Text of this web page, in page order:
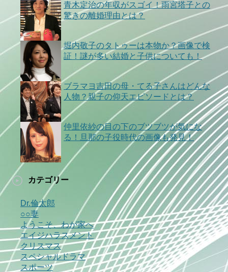
青木定治の年収がスゴイ！雨宮塔子との
驚きの離婚理由とは？
堀内敬子のタトゥーは本物か？画像で検
証！謎が多い結婚と子供についても！
ブラマヨ吉田の母・てる子さんはどんな
人物？親子の仰天エピソードとは？
仲里依紗の目の下のブツブツが気にな
る！旦那の子役時代の画像も発見！
カテゴリー
Dr.倫太郎
○○妻
ようこそ、わが家へ
エイジハラスメント
クリスマス
スペシャルドラマ
スポーツ